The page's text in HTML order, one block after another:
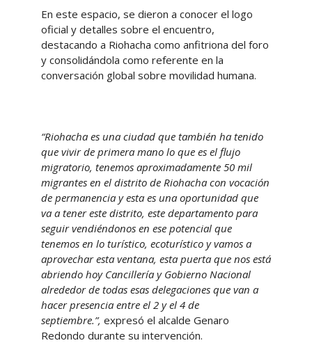
En este espacio, se dieron a conocer el logo
oficial y detalles sobre el encuentro,
destacando a Riohacha como anfitriona del foro
y consolidándola como referente en la
conversación global sobre movilidad humana.
“Riohacha es una ciudad que también ha tenido
que vivir de primera mano lo que es el flujo
migratorio, tenemos aproximadamente 50 mil
migrantes en el distrito de Riohacha con vocación
de permanencia y esta es una oportunidad que
va a tener este distrito, este departamento para
seguir vendiéndonos en ese potencial que
tenemos en lo turístico, ecoturístico y vamos a
aprovechar esta ventana, esta puerta que nos está
abriendo hoy Cancillería y Gobierno Nacional
alrededor de todas esas delegaciones que van a
hacer presencia entre el 2 y el 4 de
septiembre.”, expresó el alcalde Genaro
Redondo durante su intervención.